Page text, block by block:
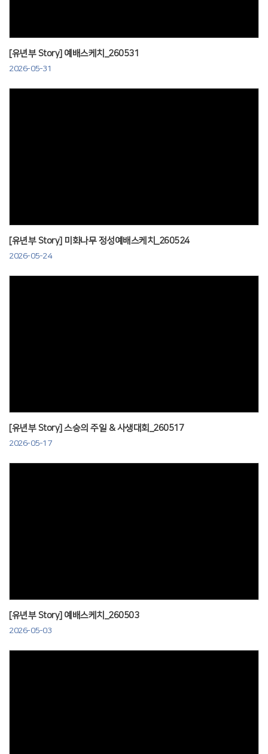
[유년부 Story] 예배스케치_260531
2026-05-31
[유년부 Story] 미화나무 정성예배스케치_260524
2026-05-24
[유년부 Story] 스승의 주일 & 사생대회_260517
2026-05-17
[유년부 Story] 예배스케치_260503
2026-05-03